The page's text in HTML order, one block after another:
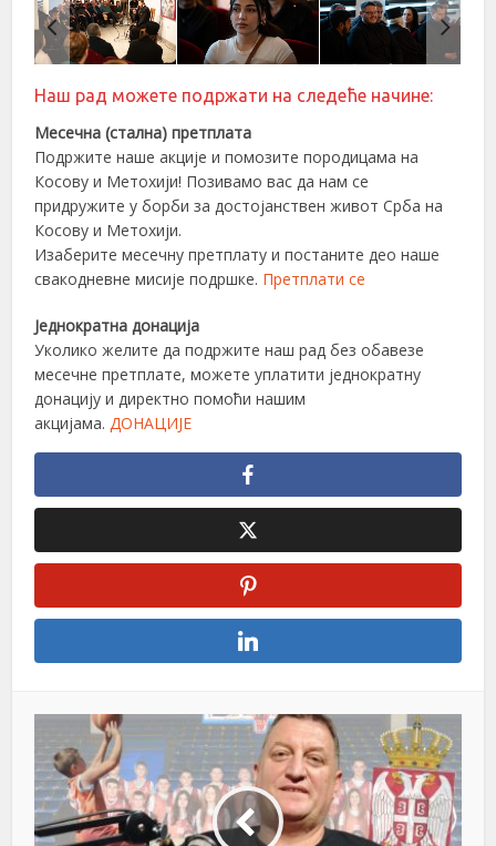
Наш рад можете подржати на следеће начине:
Месечна (стална) претплата
Подржите наше акције и помозите породицама на
Косову и Метохији! Позивамо вас да нам се
придружите у борби за достојанствен живот Срба на
Косову и Метохији.
Изаберите месечну претплату и постаните део наше
свакодневне мисије подршке. Претплати се
Једнократна донација
Уколико желите да подржите наш рад без обавезе
месечне претплате, можете уплатити једнократну
донацију и директно помоћи нашим
акцијама. ДОНАЦИЈЕ